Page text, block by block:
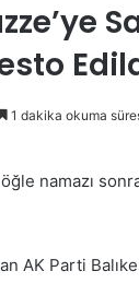
1 dakika okuma
namazı
AK Parti